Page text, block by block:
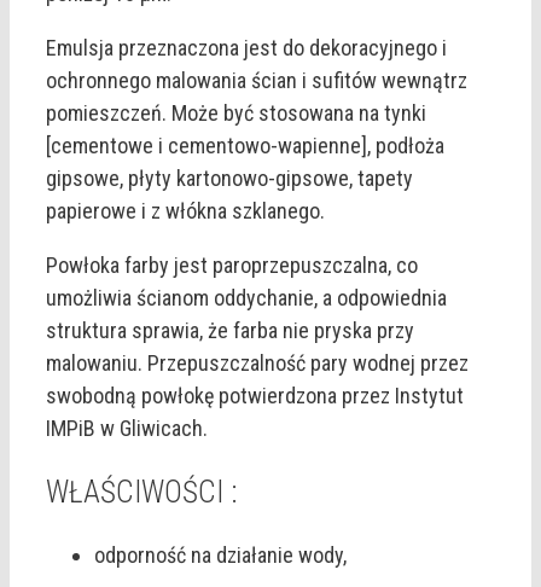
Emulsja przeznaczona jest do dekoracyjnego i
ochronnego malowania ścian i sufitów wewnątrz
pomieszczeń. Może być stosowana na tynki
[cementowe i cementowo-wapienne], podłoża
gipsowe, płyty kartonowo-gipsowe, tapety
papierowe i z włókna szklanego.
Powłoka farby jest paroprzepuszczalna, co
umożliwia ścianom oddychanie, a odpowiednia
struktura sprawia, że farba nie pryska przy
malowaniu. Przepuszczalność pary wodnej przez
swobodną powłokę potwierdzona przez Instytut
IMPiB w Gliwicach.
WŁAŚCIWOŚCI :
odporność na działanie wody,